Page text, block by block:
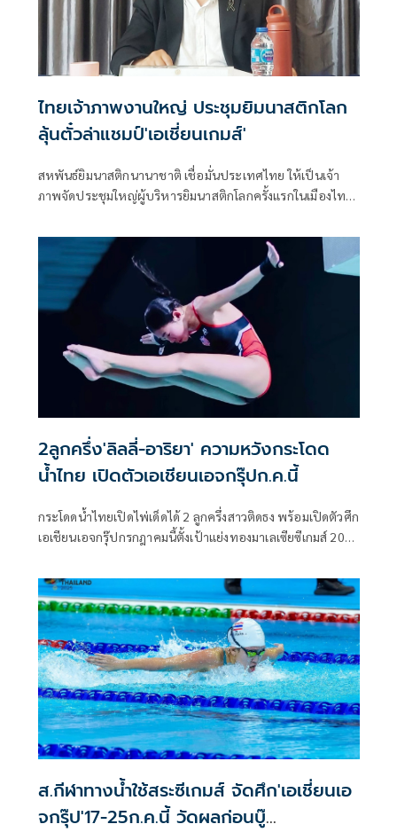
ไทยเจ้าภาพงานใหญ่ ประชุมยิมนาสติกโลก
ลุ้นตั๋วล่าแชมป์'เอเชี่ยนเกมส์'
สหพันธ์ยิมนาสติกนานาชาติ เชื่อมั่นประเทศไทย ให้เป็นเจ้า
ภาพจัดประชุมใหญ่ผู้บริหารยิมนาสติกโลกครั้งแรกในเมืองไทย
เข้าเมืองไทยไม่น้อยกว่า 200 ล้านบาท พร้อมเตรียมส่งนักกีฬา
ชิมลางชิงแชมป์เอเชีย มั่นใจคว้าตั๋วแข่งขันเอเชี่ยนเกมส์ ที่ญี่ปุ่น
2ลูกครึ่ง'ลิลลี่-อาริยา' ความหวังกระโดด
น้ำไทย เปิดตัวเอเชียนเอจกรุ๊ปก.ค.นี้
กระโดดน้ำไทยเปิดไพ่เด็ดได้ 2 ลูกครึ่งสาวติดธง พร้อมเปิดตัวศึก
เอเชียนเอจกรุ๊ปกรกฎาคมนี้ตั้งเป้าแย่งทองมาเลเซียซีเกมส์ 2027
ก่อสร้าง แถมขาดงบประมาณสนับสนุน
ส.กีฬาทางน้ำใช้สระซีเกมส์ จัดศึก'เอเชี่ยนเอ
จกรุ๊ป'17-25ก.ค.นี้ วัดผลก่อนบู๊